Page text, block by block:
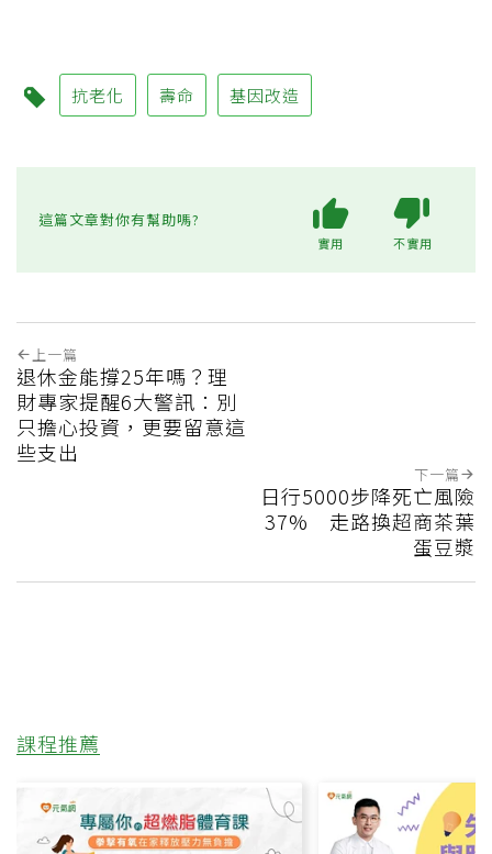
抗老化 壽命 基因改造
這篇文章對你有幫助嗎?
實用 不實用
上一篇
退休金能撐25年嗎？理
財專家提醒6大警訊：別
只擔心投資，更要留意這
些支出
下一篇
日行5000步降死亡風險
37% 走路換超商茶葉
蛋豆漿
課程推薦